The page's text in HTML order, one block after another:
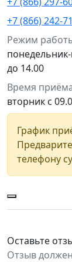
+7 (866) 242-
Режим
до 14.00
Время
вторник с
График
телефону
Оставьте
Отзыв